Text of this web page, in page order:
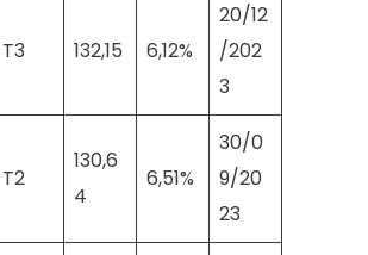
T3 132,15 6,12%
20/12
/202
3
T2
130,6
4
6,51%
30/0
9/20
23